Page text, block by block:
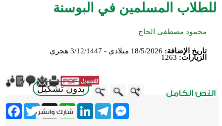
للطلاب المسلمين في البوسنة
محمود مصطفى الحاج
تاريخ الإضافة: 18/5/2026 ميلادي - 3/12/1447 هجري
الزيارات: 1263
بدون تشكيل
Twitter X
WhatsApp
LinkedInTelegram
Messenger